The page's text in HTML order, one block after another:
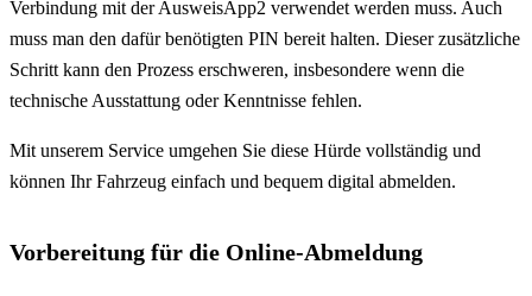
Verbindung mit der AusweisApp2 verwendet werden muss. Auch
muss man den dafür benötigten PIN bereit halten. Dieser zusätzliche
Schritt kann den Prozess erschweren, insbesondere wenn die
technische Ausstattung oder Kenntnisse fehlen.
Mit unserem Service umgehen Sie diese Hürde vollständig und
können Ihr Fahrzeug einfach und bequem digital abmelden.
Vorbereitung für die Online-Abmeldung